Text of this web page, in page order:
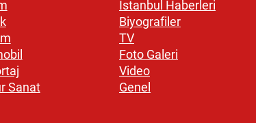
Sanat
İstanbul Haberleri
Biyografiler
TV
Foto Galeri
Video
Genel